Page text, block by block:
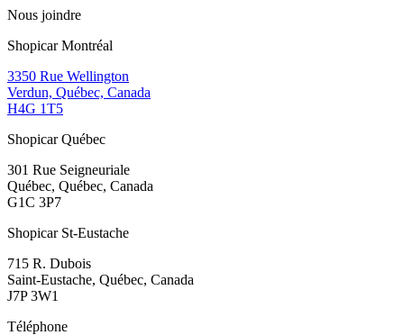
Nous joindre
Shopicar Montréal
3350 Rue Wellington
Verdun, Québec, Canada
H4G 1T5
Shopicar Québec
301 Rue Seigneuriale
Québec, Québec, Canada
G1C 3P7
Shopicar St-Eustache
715 R. Dubois
Saint-Eustache, Québec, Canada
J7P 3W1
Téléphone